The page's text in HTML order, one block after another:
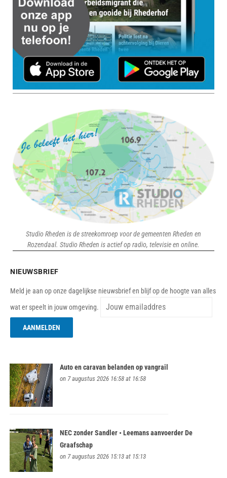
Studio Rheden is de streekomroep voor de gemeenten Rheden en
Rozendaal. Studio Rheden is actief op radio, televisie en online.
NIEUWSBRIEF
Meld je aan op onze dagelijkse nieuwsbrief en blijf op de hoogte van alles
wat er speelt in jouw omgeving.
Auto en caravan belanden op vangrail
on 7 augustus 2026 16:58 at 16:58
NEC zonder Sandler • Leemans aanvoerder De
Graafschap
on 7 augustus 2026 15:13 at 15:13